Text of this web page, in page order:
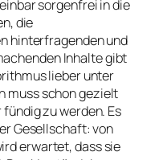
sorgenfrei in die
die
hinterfragenden und
Inhalte gibt
lieber unter
muss schon gezielt
zu werden. Es
Gesellschaft: von
erwartet, dass sie